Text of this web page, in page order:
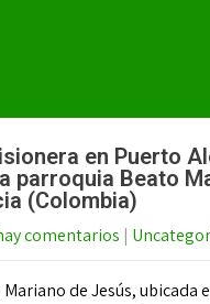
en Puerto
parroquia Beato
(Colombia)
comentarios |
de Jesús, ubicada